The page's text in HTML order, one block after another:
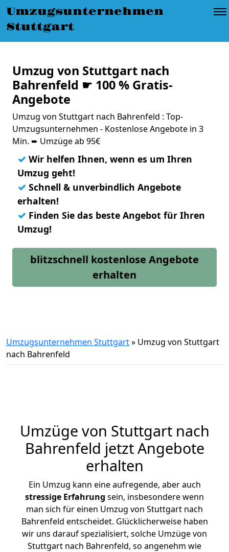
Umzugsunternehmen
Stuttgart
Umzug von Stuttgart nach
Bahrenfeld ☛ 100 % Gratis-
Angebote
Umzug von Stuttgart nach Bahrenfeld : Top-
Umzugsunternehmen - Kostenlose Angebote in 3
Min. ➨ Umzüge ab 95€
✓ Wir helfen Ihnen, wenn es um Ihren
Umzug geht!
✓ Schnell & unverbindlich Angebote
erhalten!
✓ Finden Sie das beste Angebot für Ihren
Umzug!
blitzschnell kostenlose Angebote
erhalten
Umzugsunternehmen Stuttgart» Umzug von Stuttgart
nach Bahrenfeld
Umzüge von Stuttgart nach
Bahrenfeld jetzt Angebote
erhalten
Ein Umzug kann eine aufregende, aber auch
stressige Erfahrung sein, insbesondere wenn
man sich für einen Umzug von Stuttgart nach
Bahrenfeld entscheidet. Glücklicherweise haben
wir uns darauf spezialisiert, solche Umzüge von
Stuttgart nach Bahrenfeld, so angenehm wie